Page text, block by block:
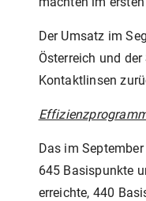
Der Umsatz im
Österreich und
Kontaktlinsen
Das im
645 Basispunkte
erreichte, 440